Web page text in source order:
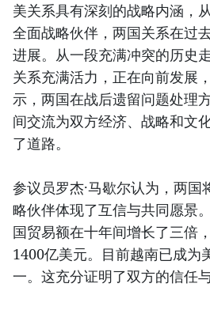
美关系具有深刻的战略内涵，
全面战略伙伴，两国关系在过
进展。从一段充满冲突的历史
关系充满活力，正在向前发展
示，两国在战后遗留问题处理
间交流为双方经济、战略和文
了道路。
参议员罗杰·马歇尔认为，两国
略伙伴体现了互信与共同愿景
国贸易额在十年间增长了三倍
1400亿美元。目前越南已成为
一。这充分证明了双方的信任